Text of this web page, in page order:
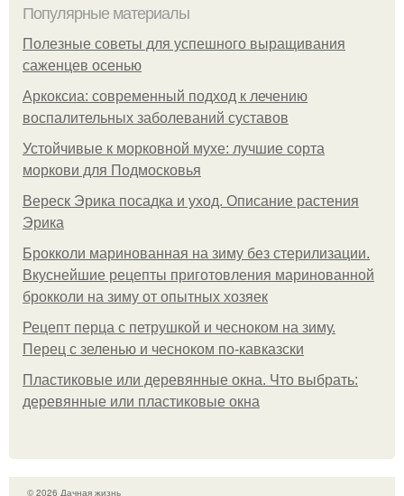
Популярные материалы
Полезные советы для успешного выращивания
саженцев осенью
Аркоксиа: современный подход к лечению
воспалительных заболеваний суставов
Устойчивые к морковной мухе: лучшие сорта
моркови для Подмосковья
Вереск Эрика посадка и уход. Описание растения
Эрика
Брокколи маринованная на зиму без стерилизации.
Вкуснейшие рецепты приготовления маринованной
брокколи на зиму от опытных хозяек
Рецепт перца с петрушкой и чесноком на зиму.
Перец с зеленью и чесноком по-кавказски
Пластиковые или деревянные окна. Что выбрать:
деревянные или пластиковые окна
© 2026 Дачная жизнь